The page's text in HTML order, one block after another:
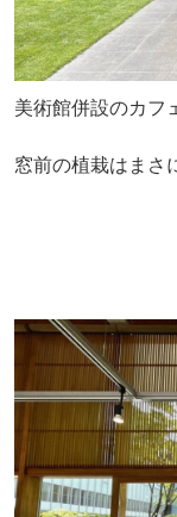
美術館併設のカフ
窓前の植栽はまさ